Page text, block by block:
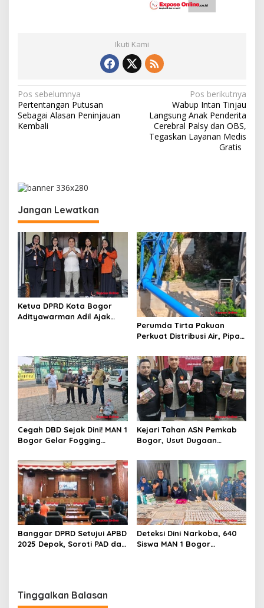
Ikuti Kami
N
a
v
a
s
i
p
o
s
Pos sebelumnya
Pertentangan Putusan
Sebagai Alasan Peninjauan
Kembali
Pos berikutnya
Wabup Intan Tinjau
Langsung Anak Penderita
Cerebral Palsy dan OBS,
Tegaskan Layanan Medis
Gratis
Jangan Lewatkan
Ketua DPRD Kota Bogor
Adityawarman Adil Ajak
Perumda Tirta Pakuan
Perkuat Distribusi Air, Pipa
Beroperasi
Cegah DBD Sejak Dini! MAN 1
Bogor Gelar Fogging
Belajar yang Aman
Kejari Tahan ASN Pemkab
Bogor, Usut Dugaan
Utara Rp93 Miliar
Banggar DPRD Setujui APBD
2025 Depok, Soroti PAD dan
Deteksi Dini Narkoba, 640
Siswa MAN 1 Bogor
Tinggalkan Balasan